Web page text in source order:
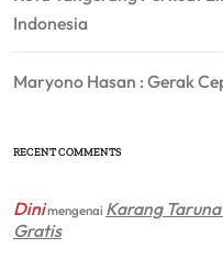
Indonesia
Maryono Hasan : Gerak
RECENT COMMENTS
Dinimengenai Karang
Gratis